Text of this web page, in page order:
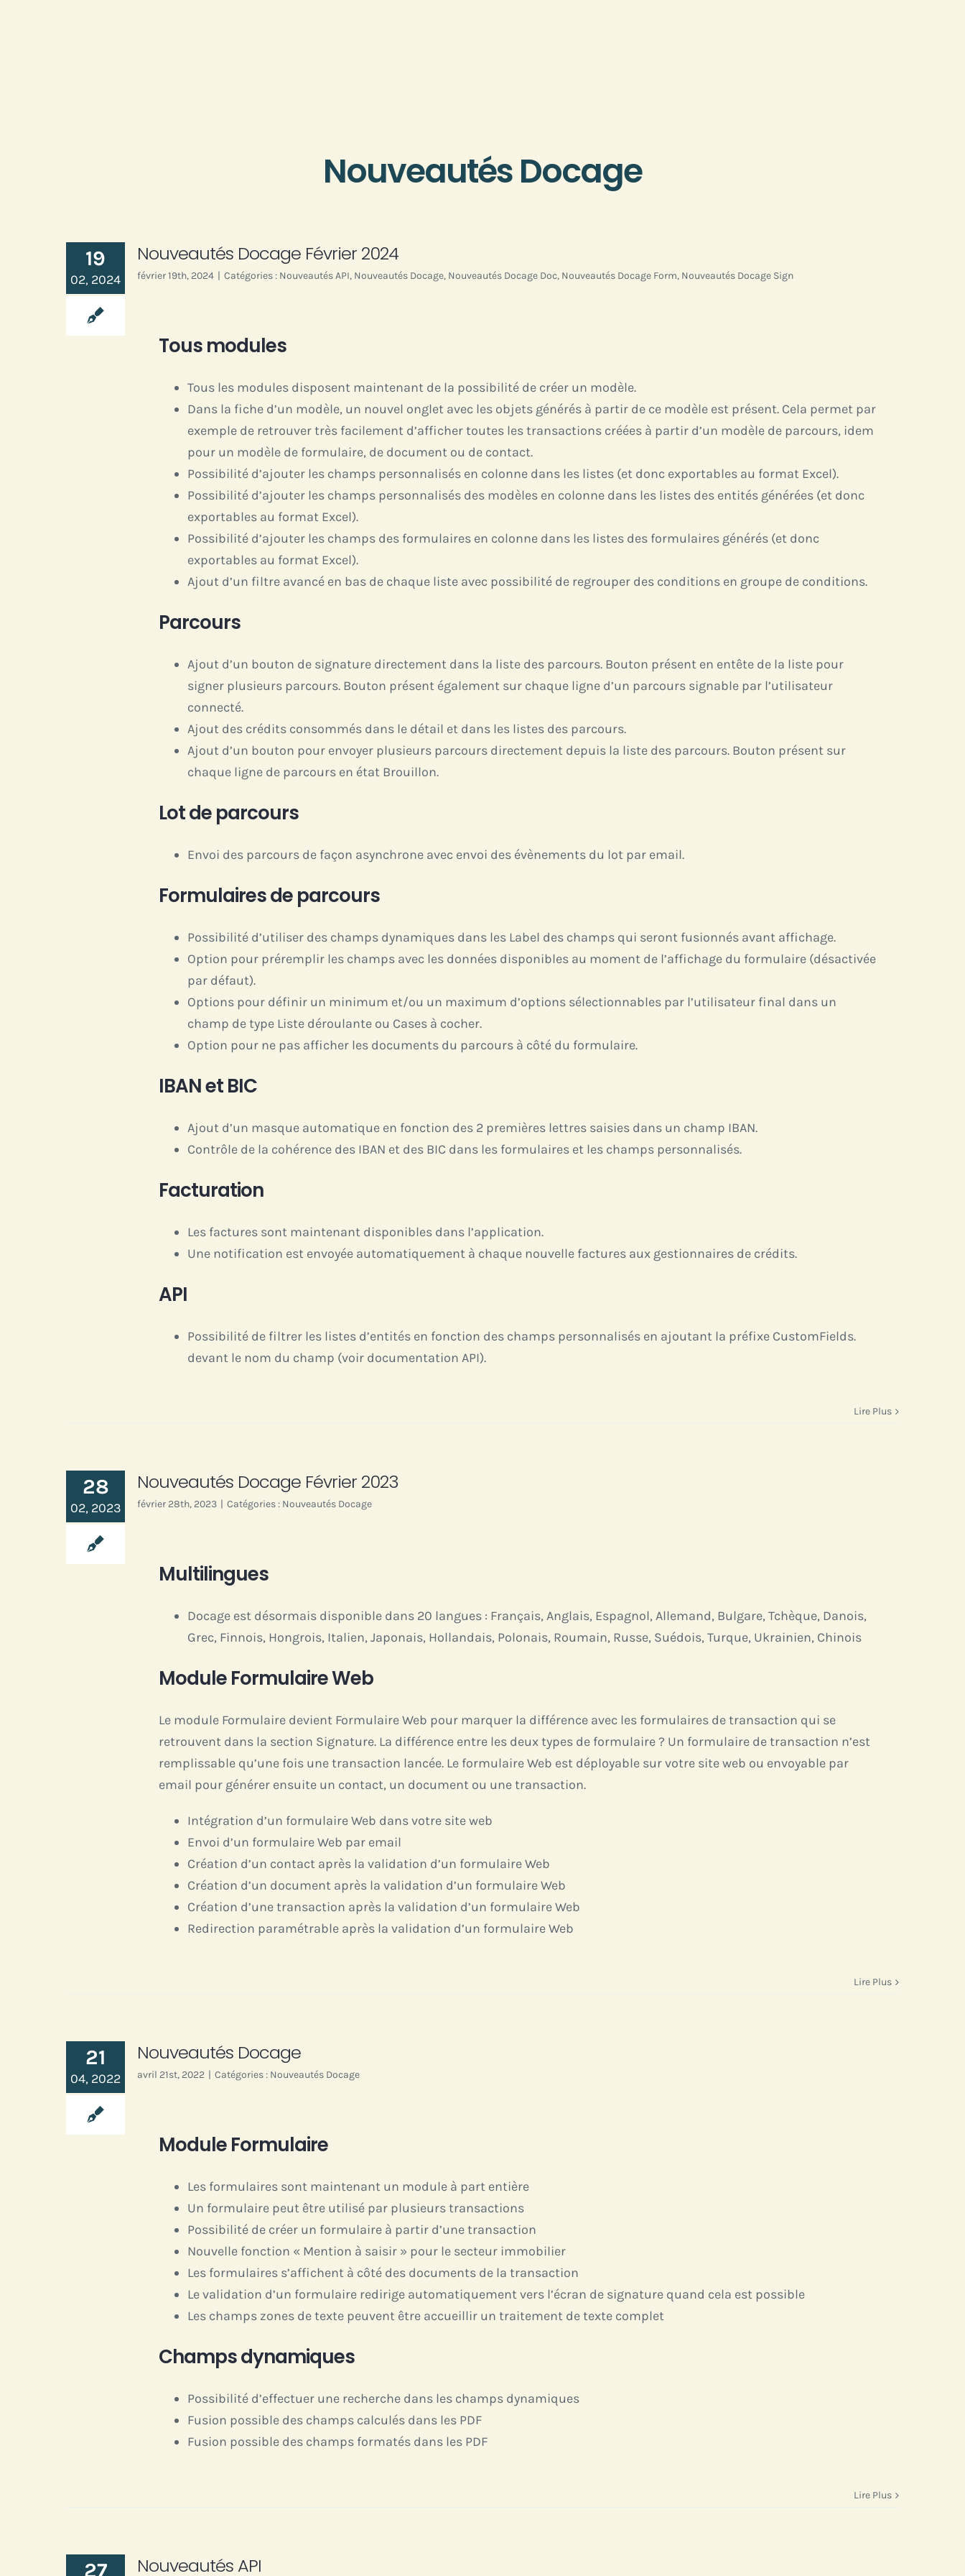
Nouveautés Docage
19
02, 2024
Nouveautés Docage Février 2024
février 19th, 2024 | Catégories : Nouveautés API, Nouveautés Docage, Nouveautés Docage Doc, Nouveautés Docage Form, Nouveautés Docage Sign
Tous modules
Tous les modules disposent maintenant de la possibilité de créer un modèle.
Dans la fiche d’un modèle, un nouvel onglet avec les objets générés à partir de ce modèle est présent. Cela permet par
exemple de retrouver très facilement d’afficher toutes les transactions créées à partir d’un modèle de parcours, idem
pour un modèle de formulaire, de document ou de contact.
Possibilité d’ajouter les champs personnalisés en colonne dans les listes (et donc exportables au format Excel).
Possibilité d’ajouter les champs personnalisés des modèles en colonne dans les listes des entités générées (et donc
exportables au format Excel).
Possibilité d’ajouter les champs des formulaires en colonne dans les listes des formulaires générés (et donc
exportables au format Excel).
Ajout d’un filtre avancé en bas de chaque liste avec possibilité de regrouper des conditions en groupe de conditions.
Parcours
Ajout d’un bouton de signature directement dans la liste des parcours. Bouton présent en entête de la liste pour
signer plusieurs parcours. Bouton présent également sur chaque ligne d’un parcours signable par l’utilisateur
connecté.
Ajout des crédits consommés dans le détail et dans les listes des parcours.
Ajout d’un bouton pour envoyer plusieurs parcours directement depuis la liste des parcours. Bouton présent sur
chaque ligne de parcours en état Brouillon.
Lot de parcours
Envoi des parcours de façon asynchrone avec envoi des évènements du lot par email.
Formulaires de parcours
Possibilité d’utiliser des champs dynamiques dans les Label des champs qui seront fusionnés avant affichage.
Option pour préremplir les champs avec les données disponibles au moment de l’affichage du formulaire (désactivée
par défaut).
Options pour définir un minimum et/ou un maximum d’options sélectionnables par l’utilisateur final dans un
champ de type Liste déroulante ou Cases à cocher.
Option pour ne pas afficher les documents du parcours à côté du formulaire.
IBAN et BIC
Ajout d’un masque automatique en fonction des 2 premières lettres saisies dans un champ IBAN.
Contrôle de la cohérence des IBAN et des BIC dans les formulaires et les champs personnalisés.
Facturation
Les factures sont maintenant disponibles dans l’application.
Une notification est envoyée automatiquement à chaque nouvelle factures aux gestionnaires de crédits.
API
Possibilité de filtrer les listes d’entités en fonction des champs personnalisés en ajoutant la préfixe CustomFields.
devant le nom du champ (voir documentation API).
Lire Plus
28
02, 2023
Nouveautés Docage Février 2023
février 28th, 2023 | Catégories : Nouveautés Docage
Multilingues
Docage est désormais disponible dans 20 langues : Français, Anglais, Espagnol, Allemand, Bulgare, Tchèque, Danois,
Grec, Finnois, Hongrois, Italien, Japonais, Hollandais, Polonais, Roumain, Russe, Suédois, Turque, Ukrainien, Chinois
Module Formulaire Web
Le module Formulaire devient Formulaire Web pour marquer la différence avec les formulaires de transaction qui se
retrouvent dans la section Signature. La différence entre les deux types de formulaire ? Un formulaire de transaction n’est
remplissable qu’une fois une transaction lancée. Le formulaire Web est déployable sur votre site web ou envoyable par
email pour générer ensuite un contact, un document ou une transaction.
Intégration d’un formulaire Web dans votre site web
Envoi d’un formulaire Web par email
Création d’un contact après la validation d’un formulaire Web
Création d’un document après la validation d’un formulaire Web
Création d’une transaction après la validation d’un formulaire Web
Redirection paramétrable après la validation d’un formulaire Web
Lire Plus
21
04, 2022
Nouveautés Docage
avril 21st, 2022 | Catégories : Nouveautés Docage
Module Formulaire
Les formulaires sont maintenant un module à part entière
Un formulaire peut être utilisé par plusieurs transactions
Possibilité de créer un formulaire à partir d’une transaction
Nouvelle fonction « Mention à saisir » pour le secteur immobilier
Les formulaires s’affichent à côté des documents de la transaction
Le validation d’un formulaire redirige automatiquement vers l’écran de signature quand cela est possible
Les champs zones de texte peuvent être accueillir un traitement de texte complet
Champs dynamiques
Possibilité d’effectuer une recherche dans les champs dynamiques
Fusion possible des champs calculés dans les PDF
Fusion possible des champs formatés dans les PDF
Lire Plus
27 Nouveautés API